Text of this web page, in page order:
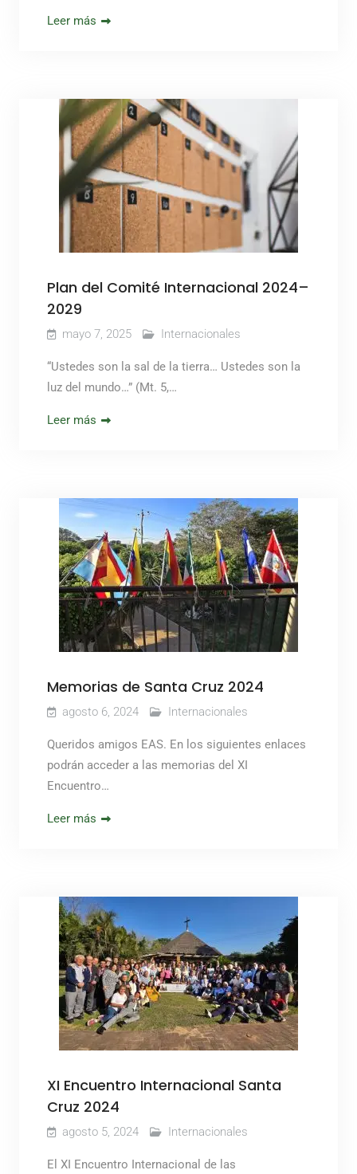
Leer más
Plan del Comité Internacional 2024–
2029
mayo 7, 2025 Internacionales
“Ustedes son la sal de la tierra… Ustedes son la
luz del mundo…” (Mt. 5,…
Leer más
Memorias de Santa Cruz 2024
agosto 6, 2024 Internacionales
Queridos amigos EAS. En los siguientes enlaces
podrán acceder a las memorias del XI
Encuentro…
Leer más
XI Encuentro Internacional Santa
Cruz 2024
agosto 5, 2024 Internacionales
El XI Encuentro Internacional de las